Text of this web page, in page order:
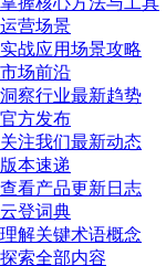
运营场景
实战应用场景攻略
市场前沿
洞察行业最新趋势
官方发布
关注我们最新动态
版本速递
查看产品更新日志
云登词典
理解关键术语概念
探索全部内容